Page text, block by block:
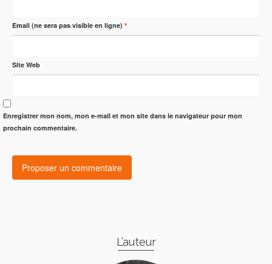
Email (ne sera pas visible en ligne) *
Site Web
Enregistrer mon nom, mon e-mail et mon site dans le navigateur pour mon
prochain commentaire.
L’auteur